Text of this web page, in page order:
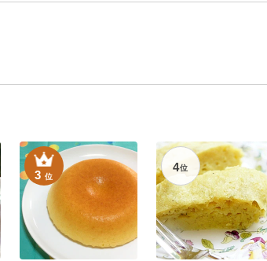
3位
4位